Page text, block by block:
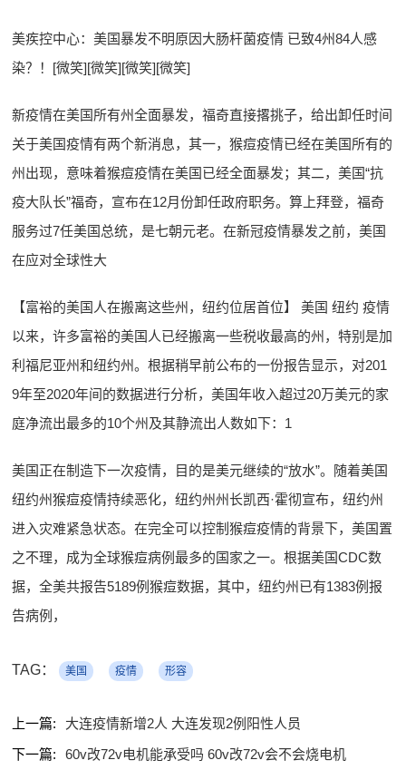
美疾控中心：美国暴发不明原因大肠杆菌疫情 已致4州84人感
染？！[微笑][微笑][微笑][微笑]
新疫情在美国所有州全面暴发，福奇直接撂挑子，给出卸任时间
关于美国疫情有两个新消息，其一，猴痘疫情已经在美国所有的
州出现，意味着猴痘疫情在美国已经全面暴发；其二，美国“抗
疫大队长”福奇，宣布在12月份卸任政府职务。算上拜登，福奇
服务过7任美国总统，是七朝元老。在新冠疫情暴发之前，美国
在应对全球性大
【富裕的美国人在搬离这些州，纽约位居首位】 美国 纽约 疫情
以来，许多富裕的美国人已经搬离一些税收最高的州，特别是加
利福尼亚州和纽约州。根据稍早前公布的一份报告显示，对201
9年至2020年间的数据进行分析，美国年收入超过20万美元的家
庭净流出最多的10个州及其静流出人数如下：1
美国正在制造下一次疫情，目的是美元继续的“放水”。随着美国
纽约州猴痘疫情持续恶化，纽约州州长凯西·霍彻宣布，纽约州
进入灾难紧急状态。在完全可以控制猴痘疫情的背景下，美国置
之不理，成为全球猴痘病例最多的国家之一。根据美国CDC数
据，全美共报告5189例猴痘数据，其中，纽约州已有1383例报
告病例，
TAG： 美国 疫情 形容
上一篇:
大连疫情新增2人 大连发现2例阳性人员
下一篇:
60v改72v电机能承受吗 60v改72v会不会烧电机